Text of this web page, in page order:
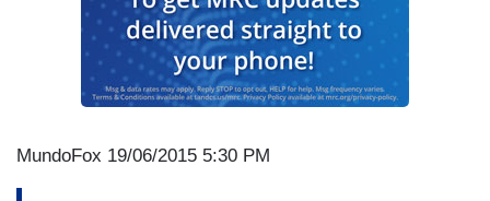
MundoFox 19/06/2015 5:30 PM